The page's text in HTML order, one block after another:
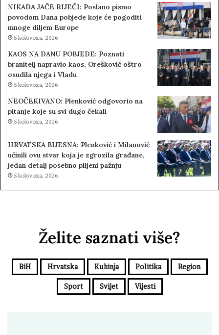
NIKADA JAČE RIJEČI: Poslano pismo
povodom Dana pobjede koje će pogoditi
mnoge diljem Europe
5 kolovoza, 2026
KAOS NA DANU POBJEDE: Poznati
branitelj napravio kaos, Orešković oštro
osudila njega i Vladu
5 kolovoza, 2026
NEOČEKIVANO: Plenković odgovorio na
pitanje koje su svi dugo čekali
5 kolovoza, 2026
HRVATSKA BIJESNA: Plenković i Milanović
učinili ovu stvar koja je zgrozila građane,
jedan detalj posebno plijeni pažnju
5 kolovoza, 2026
Želite saznati više?
BiH Hrvatska Kuhinja Politika Region
Sport Svijet Vijesti